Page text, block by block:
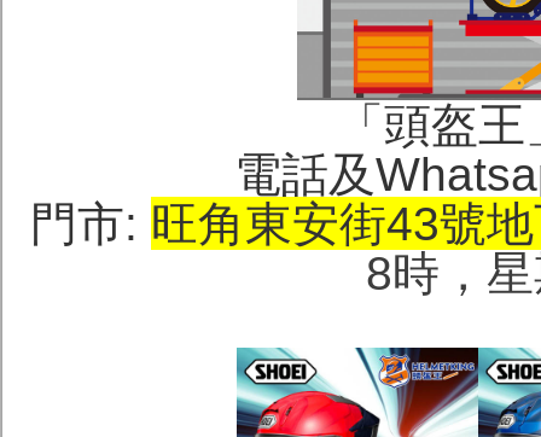
「頭盔
電話及
門市: 旺角東安街43號
8時，